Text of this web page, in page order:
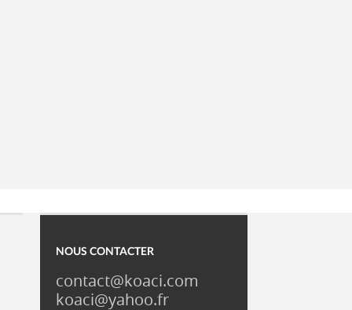
NOUS CONTACTER
contact@koaci.com
koaci@yahoo.fr